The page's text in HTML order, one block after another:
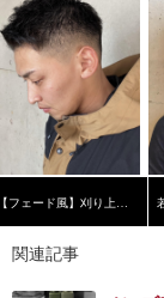
【フェード風】刈り上げショート
関連記事